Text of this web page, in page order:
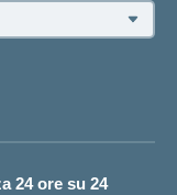
24 ore su 24